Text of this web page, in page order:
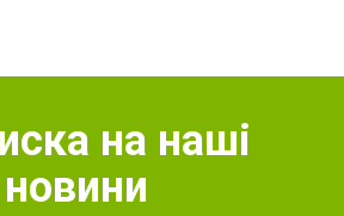
на наші
новини